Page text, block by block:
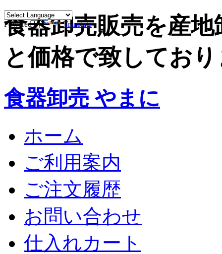
Powered by Translate
食器卸売販売を産
と価格で致してお
食器卸売 やまに
ホーム
ご利用案内
ご注文履歴
お問い合わせ
仕入れカート